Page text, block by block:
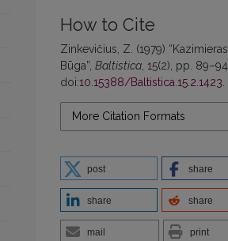
How to Cite
Zinkevičius, Z. (1979) “Kazimieras
Būga”, Baltistica , 15(2), pp. 89–94.
doi:10.15388/Baltistica.15.2.1423
More Citation Formats
post share
share share
mail print